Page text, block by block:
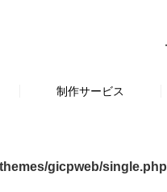
制作サービス
gicpweb/single.php